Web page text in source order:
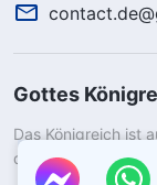
Gottes
Das Königreich ist
das Königreich